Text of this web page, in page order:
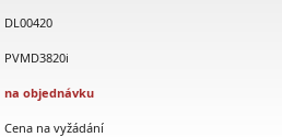
DL00420
PVMD3820i
na objednávku
Cena na vyžádání